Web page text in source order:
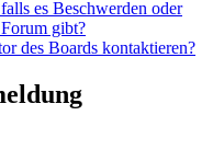
es Beschwerden oder
gibt?
des Boards kontaktieren?